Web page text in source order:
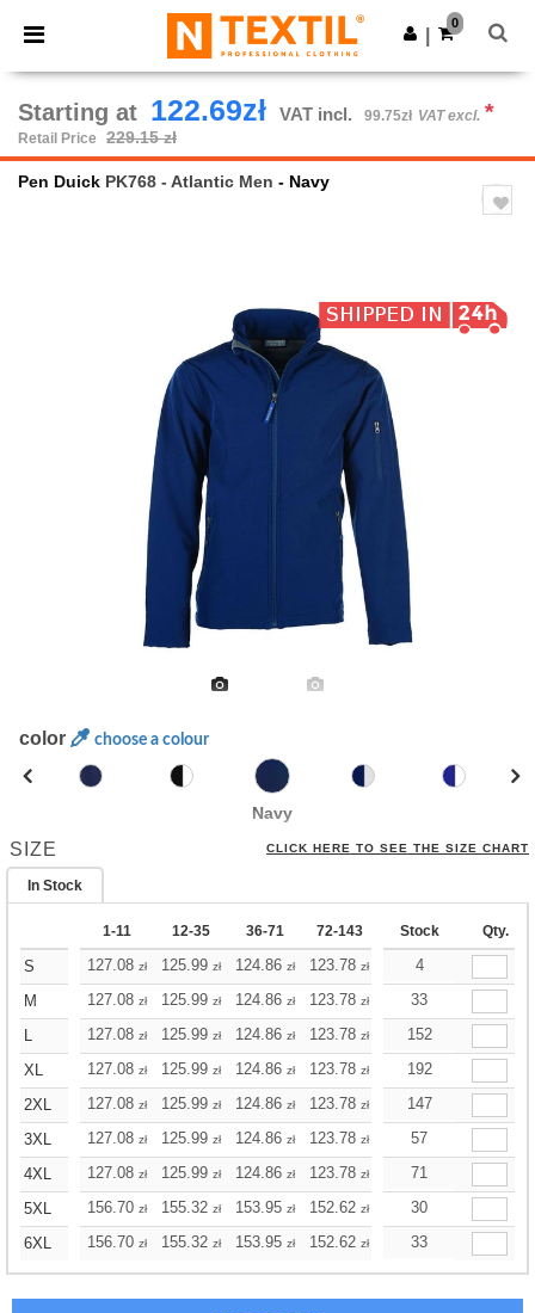
× Ntextil App
Better prices on app!
Get the app
0
Starting at 122.69zł VAT incl. 99.75zł VAT excl. *
Retail Price 229.15 zł
Pen Duick PK768 - Atlantic Men - Navy
color choose a colour
Navy
SIZE CLICK HERE TO SEE THE SIZE CHART
In Stock
1-11 12-35 36-71 72-143 144-287 288 +
Stock Qty.
S 127.08 zł 125.99 zł 124.86 zł 123.78 zł 122.69
4
M
127.08 zł 125.99 zł 124.86 zł 123.78 zł 122.69
33
L
127.08 zł 125.99 zł 124.86 zł 123.78 zł 122.69
152
XL
127.08 zł 125.99 zł 124.86 zł 123.78 zł 122.69
192
2XL
127.08 zł 125.99 zł 124.86 zł 123.78 zł 122.69
147
3XL
127.08 zł 125.99 zł 124.86 zł 123.78 zł 122.69
57
4XL
127.08 zł 125.99 zł 124.86 zł 123.78 zł 122.69
71
5XL
156.70 zł 155.32 zł 153.95 zł 152.62 zł 151.25
30
6XL
156.70 zł 155.32 zł 153.95 zł 152.62 zł 151.25
33